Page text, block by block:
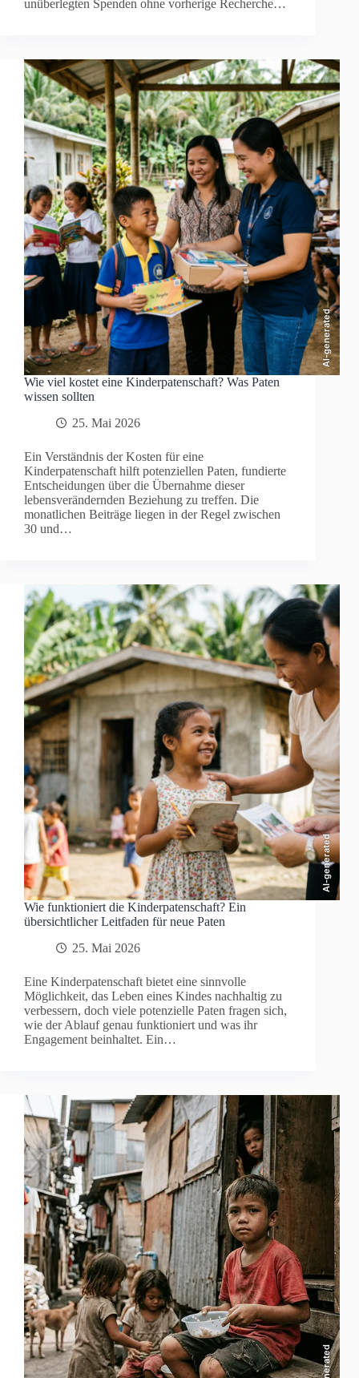
unüberlegten Spenden ohne vorherige Recherche…
AI-generated
Wie viel kostet eine Kinderpatenschaft? Was Paten
wissen sollten
25. Mai 2026
Ein Verständnis der Kosten für eine
Kinderpatenschaft hilft potenziellen Paten, fundierte
Entscheidungen über die Übernahme dieser
lebensverändernden Beziehung zu treffen. Die
monatlichen Beiträge liegen in der Regel zwischen
30 und…
AI-generated
Wie funktioniert die Kinderpatenschaft? Ein
übersichtlicher Leitfaden für neue Paten
25. Mai 2026
Eine Kinderpatenschaft bietet eine sinnvolle
Möglichkeit, das Leben eines Kindes nachhaltig zu
verbessern, doch viele potenzielle Paten fragen sich,
wie der Ablauf genau funktioniert und was ihr
Engagement beinhaltet. Ein…